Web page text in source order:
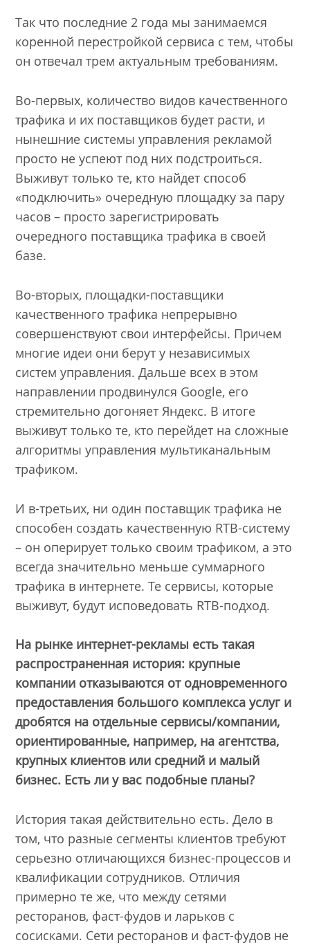
Так что последние 2 года мы занимаемся
коренной перестройкой сервиса с тем, чтобы
он отвечал трeм актуальным требованиям.
Во-первых, количество видов качественного
трафика и их поставщиков будет расти, и
нынешние системы управления рекламой
просто не успеют под них подстроиться.
Выживут только те, кто найдeт способ
«подключить» очередную площадку за пару
часов – просто зарегистрировать
очередного поставщика трафика в своей
базе.
Во-вторых, площадки-поставщики
качественного трафика непрерывно
совершенствуют свои интерфейсы. Причем
многие идеи они берут у независимых
систем управления. Дальше всех в этом
направлении продвинулся Google, его
стремительно догоняет Яндекс. В итоге
выживут только те, кто перейдет на сложные
алгоритмы управления мультиканальным
трафиком.
И в-третьих, ни один поставщик трафика не
способен создать качественную RTB-систему
– он оперирует только своим трафиком, а это
всегда значительно меньше суммарного
трафика в интернете. Те сервисы, которые
выживут, будут исповедовать RTB-подход.
На рынке интернет-рекламы есть такая
распространенная история: крупные
компании отказываются от одновременного
предоставления большого комплекса услуг и
дробятся на отдельные сервисы/компании,
ориентированные, например, на агентства,
крупных клиентов или средний и малый
бизнес. Есть ли у вас подобные планы?
История такая действительно есть. Дело в
том, что разные сегменты клиентов требуют
серьезно отличающихся бизнес-процессов и
квалификации сотрудников. Отличия
примерно те же, что между сетями
ресторанов, фаст-фудов и ларьков с
сосисками. Сети ресторанов и фаст-фудов не